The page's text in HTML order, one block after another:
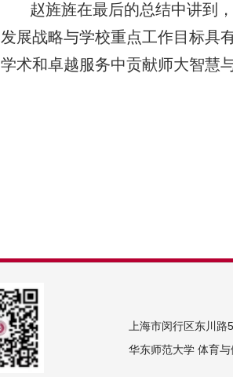
赵旌旌在最后的总结中讲到
发展战略与学校重点工作目标具
学术和卓越服务中贡献师大智慧
上海市闵行区东川
华东师范大学 体育